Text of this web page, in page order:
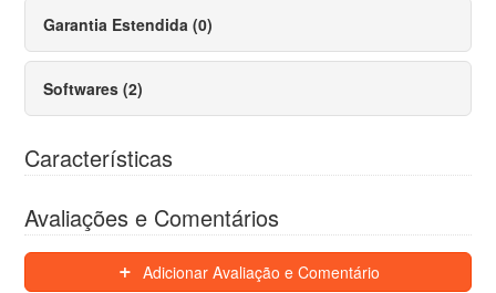
Garantia Estendida (0)
Softwares (2)
Características
Avaliações e Comentários
Adicionar Avaliação e Comentário